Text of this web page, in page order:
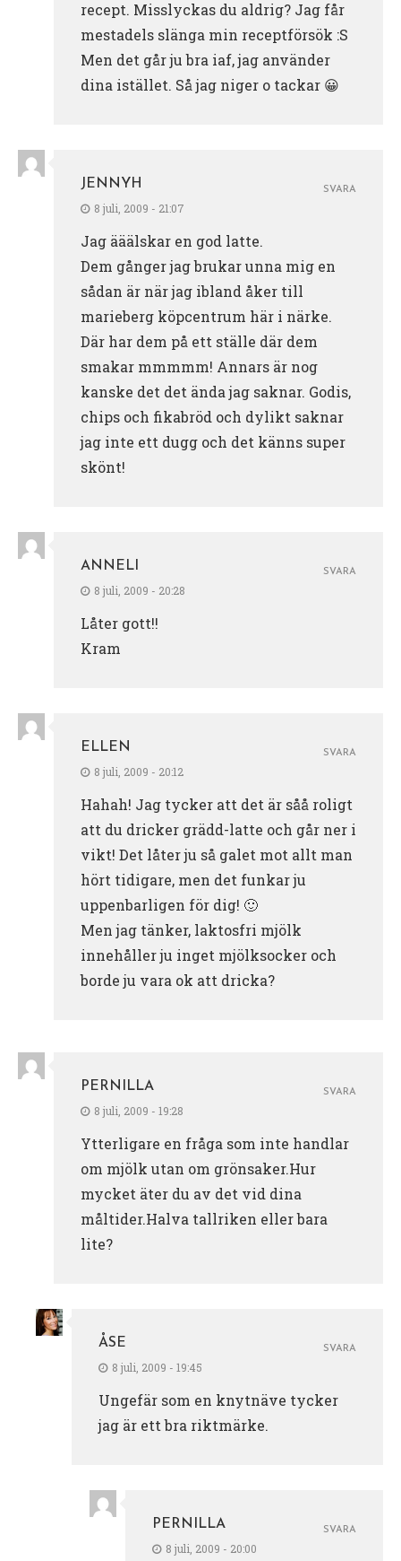
recept. Misslyckas du aldrig? Jag får
mestadels slänga min receptförsök :S
Men det går ju bra iaf, jag använder
dina istället. Så jag niger o tackar 😀
JENNYH
8 juli, 2009 - 21:07
Jag ääälskar en god latte.
Dem gånger jag brukar unna mig en
sådan är när jag ibland åker till
marieberg köpcentrum här i närke.
Där har dem på ett ställe där dem
smakar mmmmm! Annars är nog
kanske det det ända jag saknar. Godis,
chips och fikabröd och dylikt saknar
jag inte ett dugg och det känns super
skönt!
SVARA
ANNELI
8 juli, 2009 - 20:28
Låter gott!!
Kram
SVARA
ELLEN
8 juli, 2009 - 20:12
Hahah! Jag tycker att det är såå roligt
att du dricker grädd-latte och går ner i
vikt! Det låter ju så galet mot allt man
hört tidigare, men det funkar ju
uppenbarligen för dig! 🙂
Men jag tänker, laktosfri mjölk
innehåller ju inget mjölksocker och
borde ju vara ok att dricka?
SVARA
PERNILLA
8 juli, 2009 - 19:28
Ytterligare en fråga som inte handlar
om mjölk utan om grönsaker.Hur
mycket äter du av det vid dina
måltider.Halva tallriken eller bara
lite?
SVARA
ÅSE
8 juli, 2009 - 19:45
Ungefär som en knytnäve tycker
jag är ett bra riktmärke.
SVARA
PERNILLA
8 juli, 2009 - 20:00
SVARA